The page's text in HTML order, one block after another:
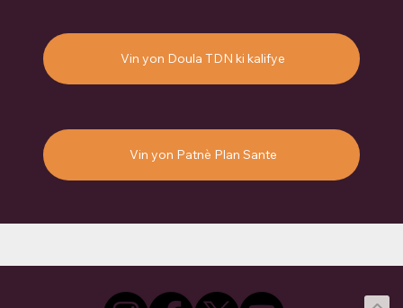
Vin yon Doula TDN ki kalifye
Vin yon Patnè Plan Sante